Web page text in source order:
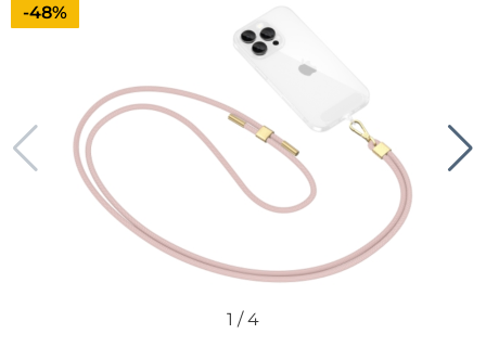
Priset är nedsatt med
-48%
1 /4